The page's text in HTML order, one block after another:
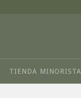
TIENDA MINORISTA